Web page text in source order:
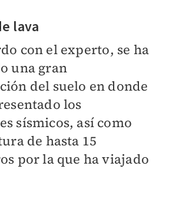
lava
con el experto, se ha
una gran
del suelo en donde
los
sísmicos, así como
de hasta 15
por la que ha viajado